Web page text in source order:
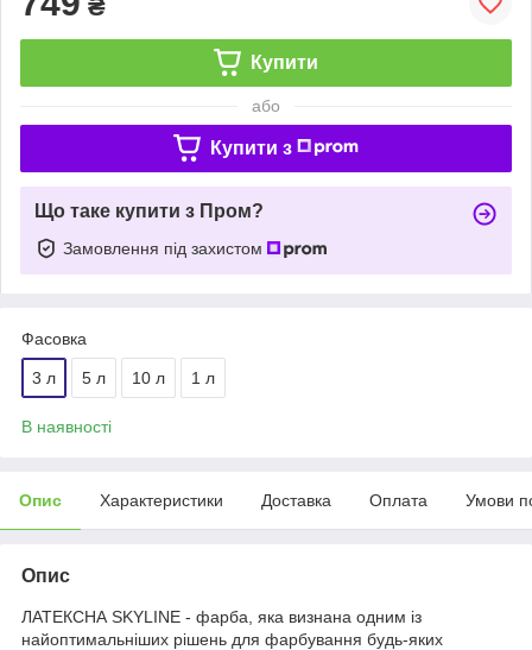
₴
Купити
або
Купити з
Що таке купити з Пром?
Замовлення під захистом
Фасовка
3 л 5 л 10 л 1 л
В наявності
Опис Характеристики Доставка Оплата Умови
Опис
ЛАТЕКСНА SKYLINE - фарба, яка визнана одним із
найоптимальніших рішень для фарбування будь-яких